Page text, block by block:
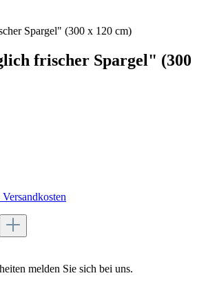
frischer Spargel" (300
melden Sie sich bei uns.